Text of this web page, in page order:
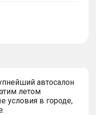
автосалон
летом
условия в городе,